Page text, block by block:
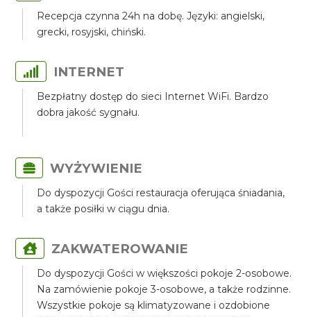
Recepcja czynna 24h na dobę. Języki: angielski,
grecki, rosyjski, chiński.
INTERNET
Bezpłatny dostęp do sieci Internet WiFi. Bardzo
dobra jakość sygnału.
WYŻYWIENIE
Do dyspozycji Gości restauracja oferująca śniadania,
a także posiłki w ciągu dnia.
ZAKWATEROWANIE
Do dyspozycji Gości w większości pokoje 2-osobowe.
Na zamówienie pokoje 3-osobowe, a także rodzinne.
Wszystkie pokoje są klimatyzowane i ozdobione